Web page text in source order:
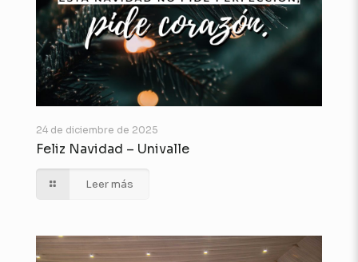
24 de diciembre de 2025
Feliz Navidad – Univalle
Leer más